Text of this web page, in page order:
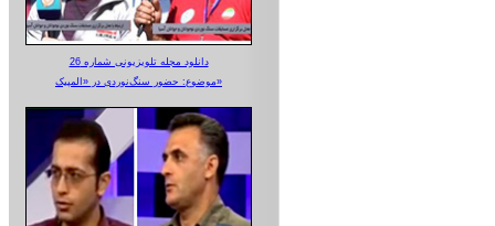
دانلود مجله تلویزیونی شماره 26
موضوع: حضور سنگ‌نوردی در «المپیک»